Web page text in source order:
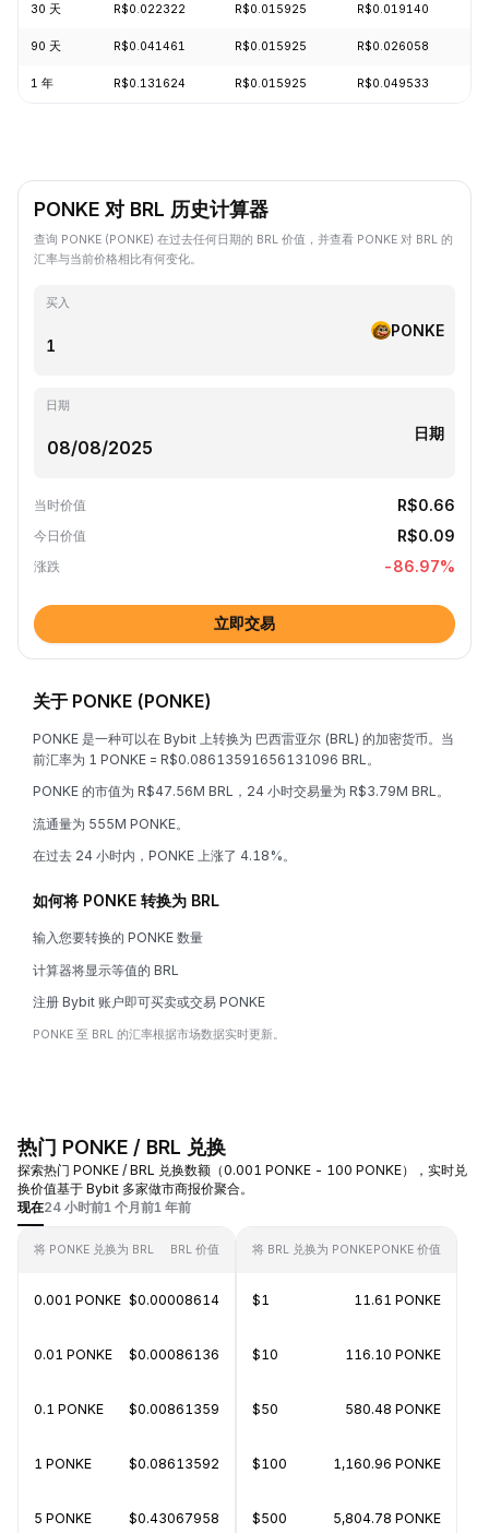
30 天 R$0.022322 R$0.015925 R$0.019140
90 天 R$0.041461 R$0.015925 R$0.026058
1 年 R$0.131624 R$0.015925 R$0.049533
PONKE 对 BRL 历史计算器
查询 PONKE (PONKE) 在过去任何日期的 BRL 价值，并查看 PONKE 对 BRL 的
汇率与当前价格相比有何变化。
买入
PONKE
日期
日期
当时价值 R$0.66
今日价值 R$0.09
涨跌 -86.97%
立即交易
关于 PONKE (PONKE)
PONKE 是一种可以在 Bybit 上转换为 巴西雷亚尔 (BRL) 的加密货币。当
前汇率为 1 PONKE = R$0.08613591656131096 BRL。
PONKE 的市值为 R$47.56M BRL，24 小时交易量为 R$3.79M BRL。
流通量为 555M PONKE。
在过去 24 小时内，PONKE 上涨了 4.18%。
如何将 PONKE 转换为 BRL
输入您要转换的 PONKE 数量
计算器将显示等值的 BRL
注册 Bybit 账户即可买卖或交易 PONKE
PONKE 至 BRL 的汇率根据市场数据实时更新。
热门 PONKE / BRL 兑换
探索热门 PONKE / BRL 兑换数额（0.001 PONKE - 100 PONKE），实时兑
换价值基于 Bybit 多家做市商报价聚合。
现在24 小时前1 个月前1 年前
将 PONKE 兑换为 BRL BRL 价值
0.001 PONKE $0.00008614
0.01 PONKE $0.00086136
0.1 PONKE $0.00861359
1 PONKE $0.08613592
5 PONKE $0.43067958
将 BRL 兑换为 PONKEPONKE 价值
$1 11.61 PONKE
$10 116.10 PONKE
$50 580.48 PONKE
$100 1,160.96 PONKE
$500 5,804.78 PONKE